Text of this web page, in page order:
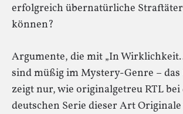
erfolgreich übernatürliche
können?
Argumente, die mit „In
sind müßig im Mystery-Genre – das
zeigt nur, wie originalgetreu RTL
deutschen Serie dieser Art Originale